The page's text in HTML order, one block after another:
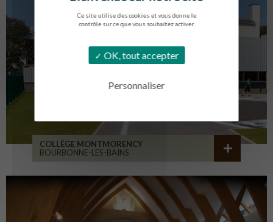
Ce site utilise des cookies et vous donne le
contrôle sur ce que vous souhaitez activer.
OK, tout accepter
Personnaliser
COLLÈGE MONTMORENCY
BOURBONNE-LES-BAINS